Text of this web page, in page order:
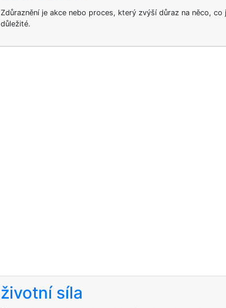
Zdůraznění je akce nebo proces, který zvýší důraz na něco, co
důležité.
životní síla